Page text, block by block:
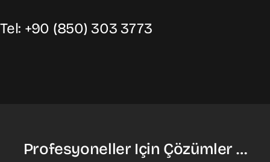
Tel: +90 (850) 303 3773
Profesyoneller Için Çözümler …